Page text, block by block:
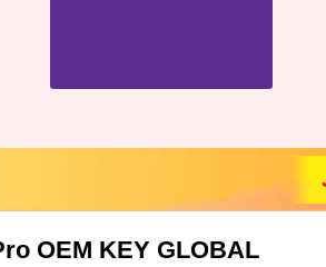
OEM KEY GLOBAL